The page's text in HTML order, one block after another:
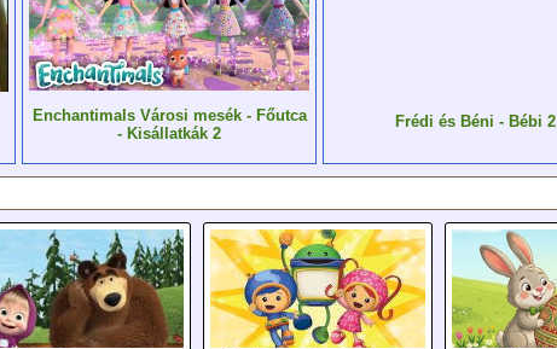
Enchantimals Városi mesék - Főutca
- Kisállatkák 2
Frédi és Béni - Bébi 2